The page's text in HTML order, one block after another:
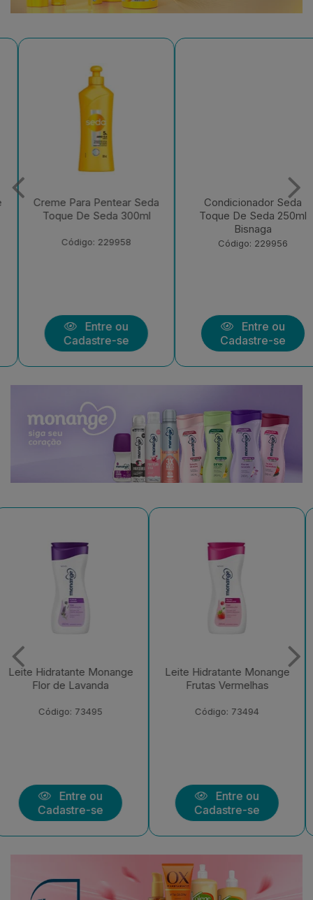
Creme Para Pentear Seda
Toque De Seda 300ml
Código: 229958
Entre ou
Cadastre-se
Condicionador Seda
Toque De Seda 250ml
Bisnaga
Código: 229956
Entre ou
Cadastre-se
Leite Hidratante Monange
Frutas Vermelhas
Código: 73494
Entre ou
Cadastre-se
Leite Hidratante Monange
Iogurte com Aveia
Código: 73492
Entre ou
Cadastre-se